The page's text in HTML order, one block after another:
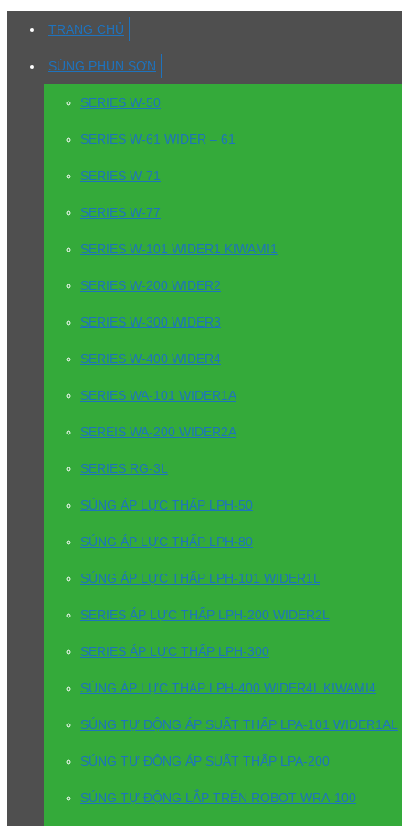
TRANG CHỦ
SÚNG PHUN SƠN
SERIES W-50
SERIES W-61 WIDER – 61
SERIES W-71
SERIES W-77
SERIES W-101 WIDER1 KIWAMI1
SERIES W-200 WIDER2
SERIES W-300 WIDER3
SERIES W-400 WIDER4
SERIES WA-101 WIDER1A
SEREIS WA-200 WIDER2A
SERIES RG-3L
SÚNG ÁP LỰC THẤP LPH-50
SÚNG ÁP LỰC THẤP LPH-80
SÚNG ÁP LỰC THẤP LPH-101 WIDER1L
SERIES ÁP LỰC THẤP LPH-200 WIDER2L
SERIES ÁP LỰC THẤP LPH-300
SÚNG ÁP LỰC THẤP LPH-400 WIDER4L KIWAMI4
SÚNG TỰ ĐỘNG ÁP SUẤT THẤP LPA-101 WIDER1AL
SÚNG TỰ ĐỘNG ÁP SUẤT THẤP LPA-200
SÚNG TỰ ĐỘNG LẮP TRÊN ROBOT WRA-100